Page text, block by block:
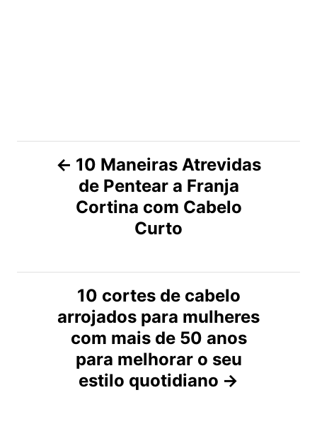
10 Maneiras Atrevidas
de Pentear a Franja
Cortina com Cabelo
Curto
10 cortes de cabelo
arrojados para mulheres
com mais de 50 anos
para melhorar o seu
estilo quotidiano